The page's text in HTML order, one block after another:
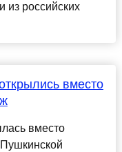
из российских
вместо
вместо